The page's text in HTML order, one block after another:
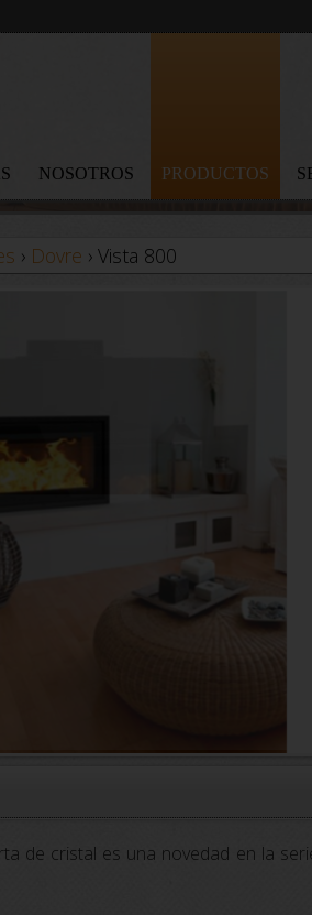
NOSOTROS PRODUCTOS
› Dovre › Vista 800
de cristal es una novedad en la